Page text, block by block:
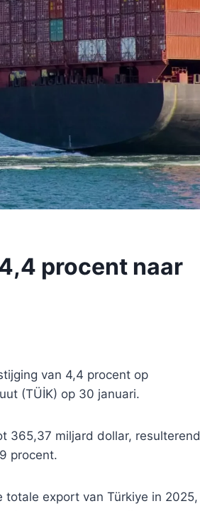
procent naar
van 4,4 procent op
(TÜİK) op 30 januari.
365,37 miljard dollar, resulterend
procent.
export van Türkiye in 2025,